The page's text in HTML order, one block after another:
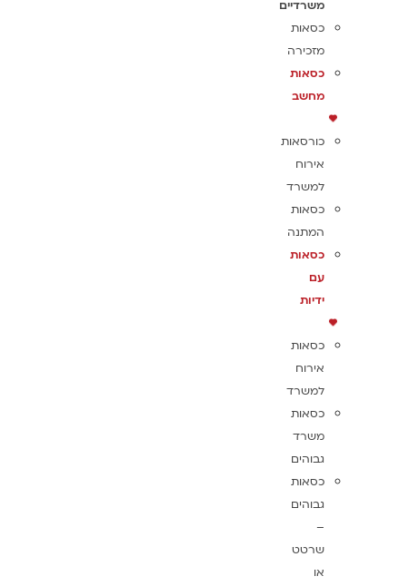
משרדיים
כסאות
מזכירה
כסאות
מחשב
כורסאות
אירוח
למשרד
כסאות
המתנה
כסאות
עם
ידיות
כסאות
אירוח
למשרד
כסאות
משרד
גבוהים
כסאות
גבוהים
–
שרטט
או